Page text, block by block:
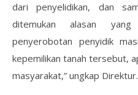
dari penyelidikan, dan
ditemukan alasan
penyerobotan penyidik
kepemilikan tanah tersebut,
masyarakat,” ungkap